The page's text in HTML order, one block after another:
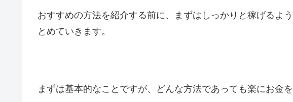
おすすめの方法を紹介する前に、まずはしっかりと稼げるよ
とめていきます。
まずは基本的なことですが、どんな方法であっても楽にお金